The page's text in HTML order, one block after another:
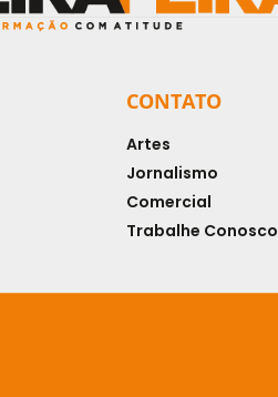
CONTATO
Artes
Jornalismo
Comercial
Trabalhe Conosco